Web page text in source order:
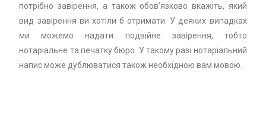
потрібно завірення, а також обов’язково вкажіть, який
вид завірення ви хотіли б отримати. У деяких випадках
ми можемо надати подвійне завірення, тобто
нотаріальне та печатку бюро. У такому разі нотаріальний
напис може дублюватися також необхідною вам мовою.